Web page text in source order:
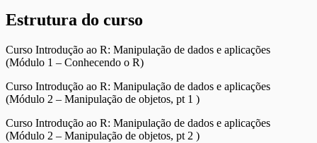
Estrutura do curso
Curso Introdução ao R: Manipulação de dados e aplicações
(Módulo 1 – Conhecendo o R)
Curso Introdução ao R: Manipulação de dados e aplicações
(Módulo 2 – Manipulação de objetos, pt 1 )
Curso Introdução ao R: Manipulação de dados e aplicações
(Módulo 2 – Manipulação de objetos, pt 2 )